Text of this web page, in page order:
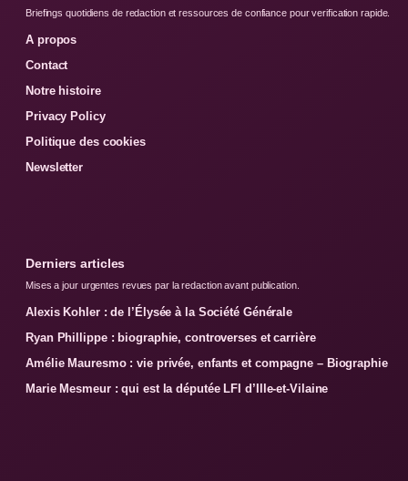
Briefings quotidiens de redaction et ressources de confiance pour verification rapide.
A propos
Contact
Notre histoire
Privacy Policy
Politique des cookies
Newsletter
Derniers articles
Mises a jour urgentes revues par la redaction avant publication.
Alexis Kohler : de l’Élysée à la Société Générale
Ryan Phillippe : biographie, controverses et carrière
Amélie Mauresmo : vie privée, enfants et compagne – Biographie
Marie Mesmeur : qui est la députée LFI d’Ille-et-Vilaine